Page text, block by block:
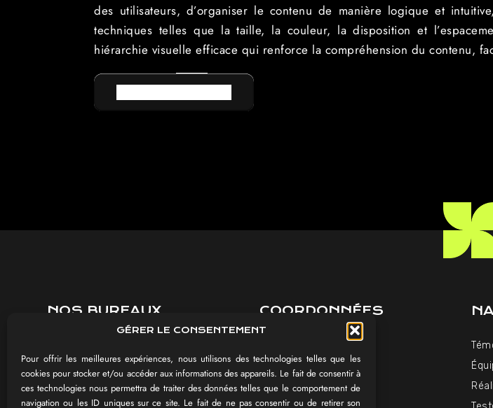
GÉRER LE CONSENTEMENT
Pour offrir les meilleures expériences, nous utilisons des technologies telles que les
cookies pour stocker et/ou accéder aux informations des appareils. Le fait de consentir à
ces technologies nous permettra de traiter des données telles que le comportement de
navigation ou les ID uniques sur ce site. Le fait de ne pas consentir ou de retirer son
des utilisateurs, d’organiser le contenu de manière logique et
techniques telles que la taille, la couleur, la disposition et
hiérarchie visuelle efficace qui renforce la compréhension du contenu,
NOS BUREAUX
51430 BEZANNES
115 rue de la Maison Blanche
51100 REIMS
COORDONNÉES
contact@impaakt.fr
du Lundi au Vendredi
de 9h-12h et 14h-18h